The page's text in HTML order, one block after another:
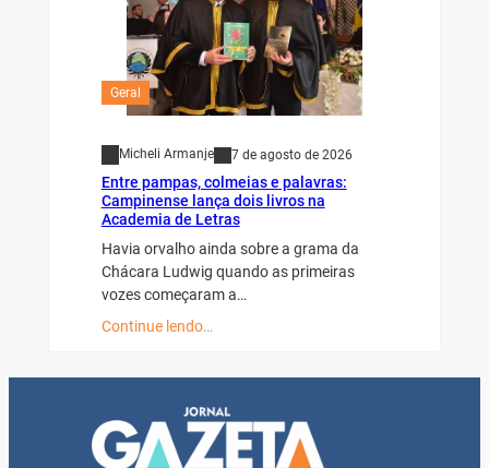
Geral
Micheli Armanje 7 de agosto de 2026
Entre pampas, colmeias e palavras:
Campinense lança dois livros na
Academia de Letras
Havia orvalho ainda sobre a grama da
Chácara Ludwig quando as primeiras
vozes começaram a…
Continue lendo…